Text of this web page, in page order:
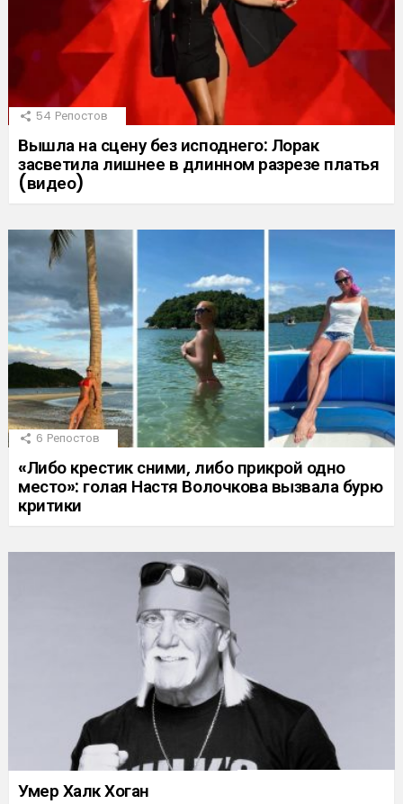
54 Репостов
Вышла на сцену без исподнего: Лорак
засветила лишнее в длинном разрезе платья
(видео)
6 Репостов
«Либо крестик сними, либо прикрой одно
место»: голая Настя Волочкова вызвала бурю
критики
Умер Халк Хоган